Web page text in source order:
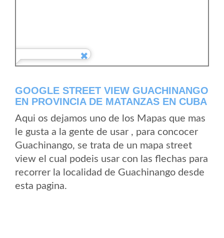
GOOGLE STREET VIEW GUACHINANGO
EN PROVINCIA DE MATANZAS EN CUBA
Aqui os dejamos uno de los Mapas que mas
le gusta a la gente de usar , para concocer
Guachinango, se trata de un mapa street
view el cual podeis usar con las flechas para
recorrer la localidad de Guachinango desde
esta pagina.